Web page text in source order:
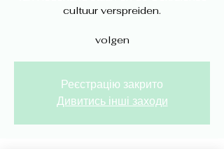
cultuur verspreiden.
volgen
Реєстрацію закрито
Дивитись інші заходи